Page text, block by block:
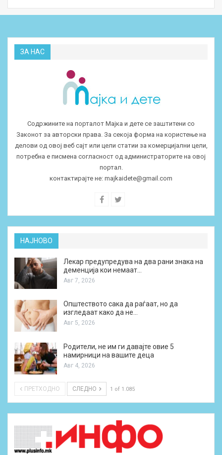
ЗА НАС
Содржините на порталот Мајка и дете се заштитени со
Законот за авторски права. За секоја форма на користење на
делови од овој веб сајт или цели статии за комерцијални цели,
потребна е писмена согласност од администраторите на овој
портал.
контактирајте не: majkaidete@gmail.com
НАЈНОВО
Лекар предупредува на два рани знака на
деменција кои немаат…
Авг 7, 2026
Општеството сака да раѓаат, но да
изгледаат како да не…
Авг 5, 2026
Родители, не им ги давајте овие 5
намирници на вашите деца
Авг 4, 2026
ПРЕТХОДНО СЛЕДНО 1 of 1.085